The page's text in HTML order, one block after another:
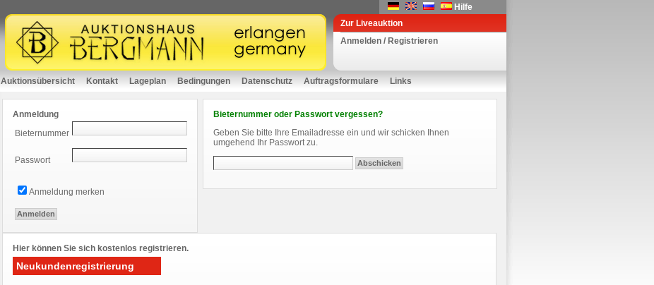
Hilfe
Zur Liveauktion
Anmelden / Registrieren
Auktionsübersicht Kontakt Lageplan Bedingungen Datenschutz Auftragsformulare Links
Anmeldung
Bieternummer
Passwort
Anmeldung merken
Bieternummer oder Passwort vergessen?
Geben Sie bitte Ihre Emailadresse ein und wir schicken Ihnen
umgehend Ihr Passwort zu.
Hier können Sie sich kostenlos registrieren.
Neukundenregistrierung